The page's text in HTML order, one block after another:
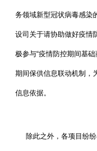
务领域新型冠状病毒感染
设司关于请协助做好疫情
极参与“疫情防控期间基
期间保供信息联动机制，
信息依据。
除此之外，各项目纷纷